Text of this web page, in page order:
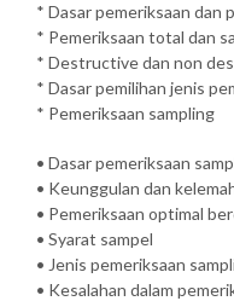
* Dasar pemeriksaan dan
* Pemeriksaan total dan
* Destructive dan non
* Dasar pemilihan jenis
* Pemeriksaan sampling
• Dasar pemeriksaan
• Keunggulan dan
• Pemeriksaan optimal
• Syarat sampel
• Jenis pemeriksaan
• Kesalahan dalam